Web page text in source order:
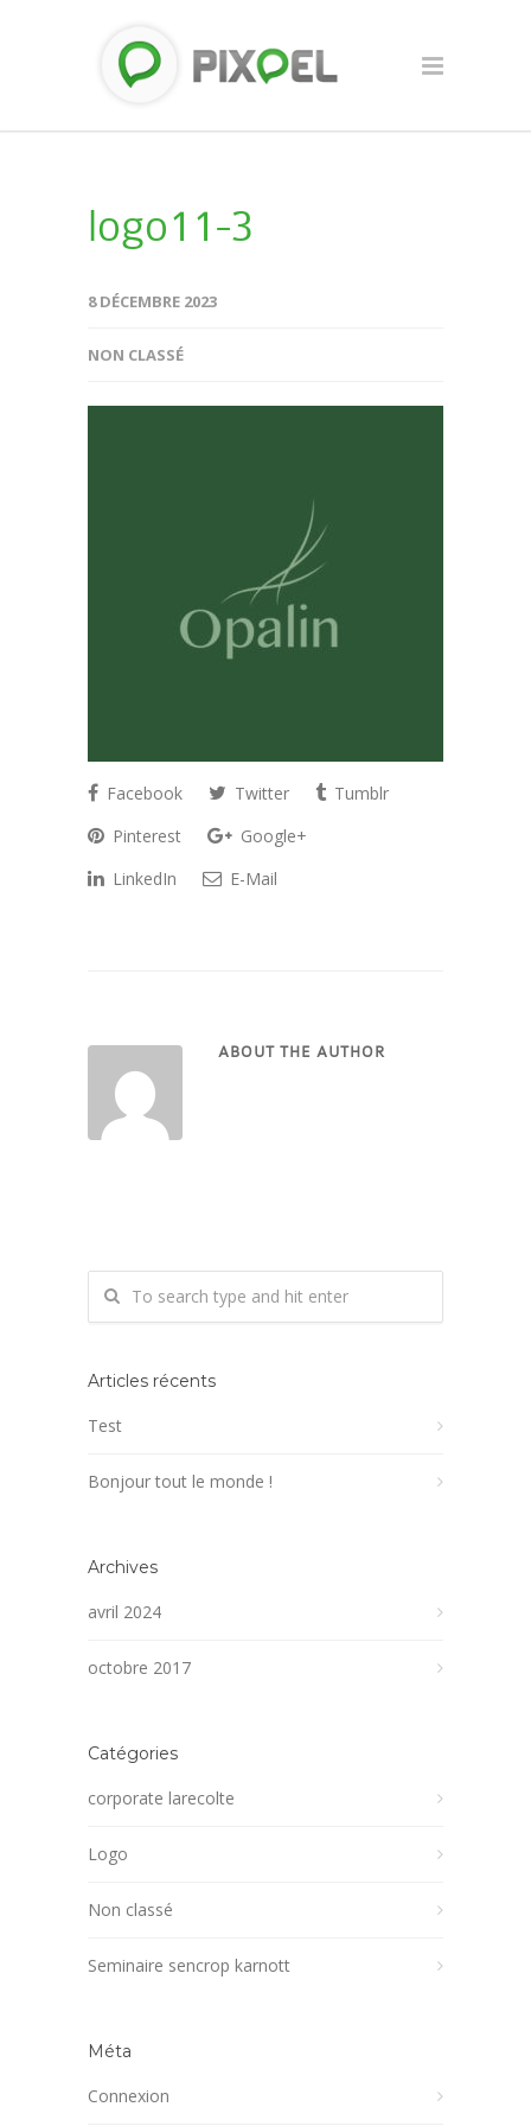
logo11-3
8 DÉCEMBRE 2023
NON CLASSÉ
Facebook Twitter
Tumblr
Pinterest
Google+
LinkedIn
E-Mail
ABOUT THE AUTHOR
Articles récents
Test
Bonjour tout le monde !
Archives
avril 2024
octobre 2017
Catégories
corporate larecolte
Logo
Non classé
Seminaire sencrop karnott
Méta
Connexion